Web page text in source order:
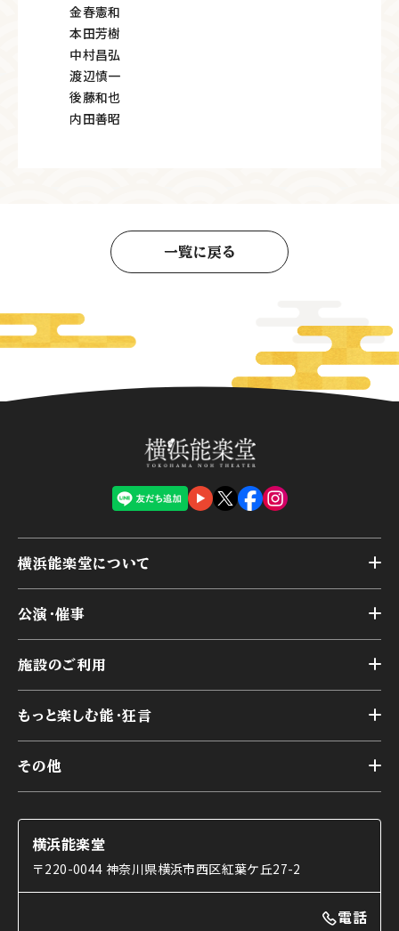
金春憲和
本田芳樹
中村昌弘
渡辺慎一
後藤和也
内田善昭
一覧に戻る
横浜能楽堂について
横浜能楽堂が取り組んだ事業
能舞台の歴史と特徴
様々なお客様に向けて
本舞台座席
交通アクセス
公演・催事
アーカイブ
施設のご利用
第二舞台
研修室
楽屋
ご利用の流れ
利用料金表
もっと楽しむ能・狂言
能舞台と演じ手
使用する道具
能・狂言の曲目説明
その他
コラム
OTABISHO
横浜能楽堂
〒220-0044 神奈川県横浜市西区紅葉ケ丘27-2
電話